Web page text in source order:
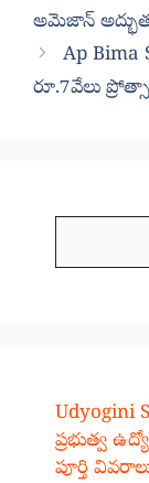
అమెజాన్ అద్భుత
Ap Bima
రూ.7వేలు
Udyogini
ప్రభుత్వ
పూర్తి